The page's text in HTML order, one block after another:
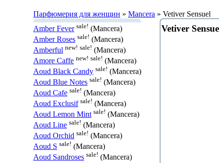
Парфюмерия для женщин » Mancera » Vetiver Sensuel
Amber Fever sale! (Mancera)
Amber Roses sale! (Mancera)
Amberful new! sale! (Mancera)
Amore Caffe new! sale! (Mancera)
Aoud Black Candy sale! (Mancera)
Aoud Blue Notes sale! (Mancera)
Aoud Cafe sale! (Mancera)
Aoud Exclusif sale! (Mancera)
Aoud Lemon Mint sale! (Mancera)
Aoud Line sale! (Mancera)
Aoud Orchid sale! (Mancera)
Aoud S sale! (Mancera)
Aoud Sandroses sale! (Mancera)
Vetiver